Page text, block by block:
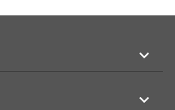

